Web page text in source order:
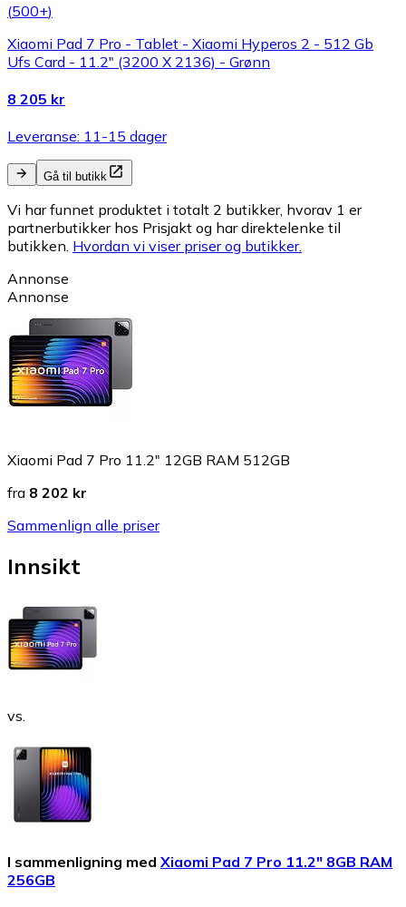
(500+)
Xiaomi Pad 7 Pro - Tablet - Xiaomi Hyperos 2 - 512 Gb
Ufs Card - 11.2" (3200 X 2136) - Grønn
8 205 kr
Leveranse: 11-15 dager
Gå til butikk
Vi har funnet produktet i totalt 2 butikker, hvorav 1 er
partnerbutikker hos Prisjakt og har direktelenke til
butikken. Hvordan vi viser priser og butikker.
Annonse
Annonse
Xiaomi Pad 7 Pro 11.2" 12GB RAM 512GB
fra 8 202 kr
Sammenlign alle priser
Innsikt
vs.
I sammenligning med Xiaomi Pad 7 Pro 11.2" 8GB RAM
256GB